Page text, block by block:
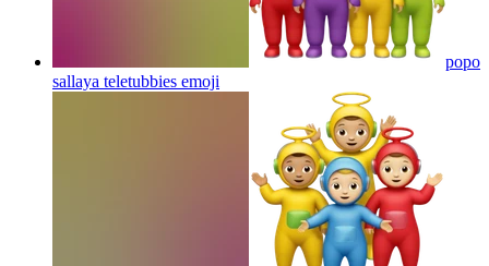
popo
sallaya teletubbies emoji